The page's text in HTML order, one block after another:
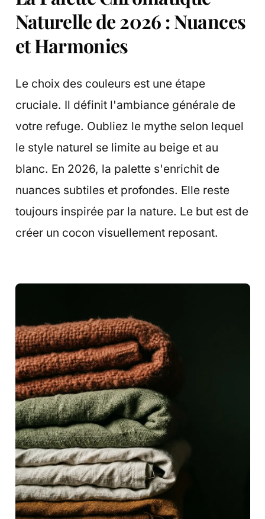
Naturelle de 2026 : Nuances
et Harmonies
Le choix des couleurs est une étape
cruciale. Il définit l'ambiance générale de
votre refuge. Oubliez le mythe selon lequel
le style naturel se limite au beige et au
blanc. En 2026, la palette s'enrichit de
nuances subtiles et profondes. Elle reste
toujours inspirée par la nature. Le but est de
créer un cocon visuellement reposant.